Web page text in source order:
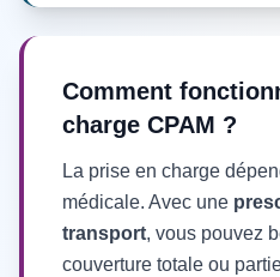
Comment
charge CPAM ?
La prise en charge
médicale. Avec une
transport, vous pouvez
couverture totale ou